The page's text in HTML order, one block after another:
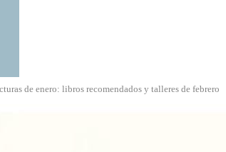
de enero: libros recomendados y talleres de febrero